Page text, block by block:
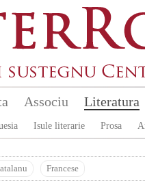
Associu Literatura
Isule literarie Prosa
Francese